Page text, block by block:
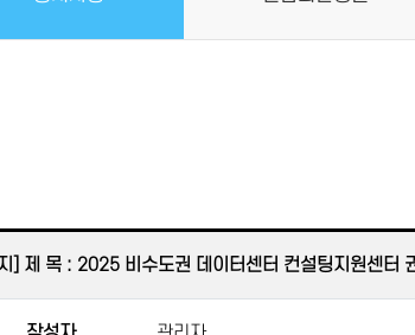
] 제 목 : 2025 비수도권 데이터센터 컨설팅지원센터